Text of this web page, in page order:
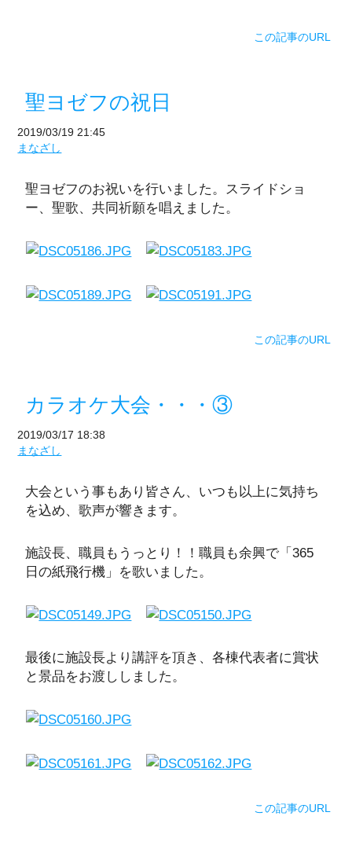
この記事のURL
聖ヨゼフの祝日
2019/03/19 21:45
まなざし
聖ヨゼフのお祝いを行いました。スライドショ
ー、聖歌、共同祈願を唱えました。
この記事のURL
カラオケ大会・・・③
2019/03/17 18:38
まなざし
大会という事もあり皆さん、いつも以上に気持ち
を込め、歌声が響きます。
施設長、職員もうっとり！！職員も余興で「365
日の紙飛行機」を歌いました。
最後に施設長より講評を頂き、各棟代表者に賞状
と景品をお渡ししました。
この記事のURL